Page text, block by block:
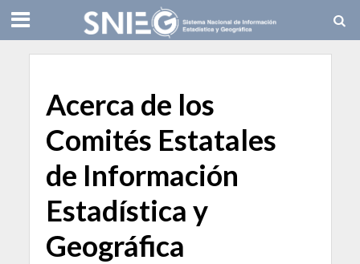
Acerca de los
Comités Estatales
de Información
Estadística y
Geográfica